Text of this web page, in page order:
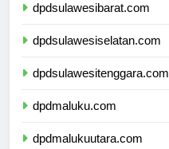
dpdsulawesibarat.com
dpdsulawesiselatan.com
dpdsulawesitenggara.com
dpdmaluku.com
dpdmalukuutara.com